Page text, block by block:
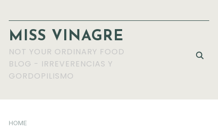
MISS VINAGRE
NOT YOUR ORDINARY FOOD
BLOG - IRREVERENCIAS Y
GORDOPILISMO
HOME